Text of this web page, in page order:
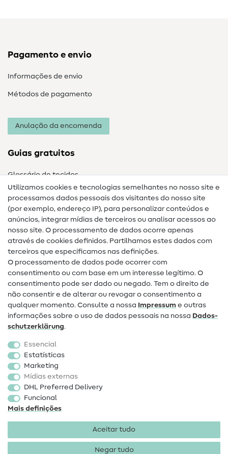
Pagamento e envio
Informações de envio
Métodos de pagamento
Anulação da encomenda
Guias gratuitos
Glossário de tecidos
Guias de costura
Ajuda e contacto
Contacto
Mudança de proprietário
Perguntas frequentes (FAQ)
Direito de cancelamento
Popular
Tecidos
Acessórios de costura
Promoção
Utilizamos cookies e tecnologias semelhantes no nosso site e
processamos dados pessoais dos visitantes do nosso site
(por exemplo, endereço IP), para personalizar conteúdos e
anúncios, integrar mídias de terceiros ou analisar acessos ao
nosso site. O processamento de dados ocorre apenas
através de cookies definidos. Partilhamos estes dados com
terceiros que especificamos nas definições.
O processamento de dados pode ocorrer com
consentimento ou com base em um interesse legítimo. O
consentimento pode ser dado ou negado. Tem o direito de
não consentir e de alterar ou revogar o consentimento a
qualquer momento. Consulte a nossa Impressum e outras
informações sobre o uso de dados pessoais na nossa Dados­
schutz­erklärung.
Essencial
Estatísticas
Marketing
Mídias externas
DHL Preferred Delivery
Funcional
Mais definições
Aceitar tudo
Negar tudo
Proteção de dados